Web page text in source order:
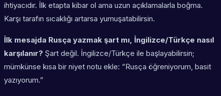
ihtiyacıdır. İlk etapta kibar ol ama uzun açıklamalarla boğma.
Karşı tarafın sıcaklığı artarsa yumuşatabilirsin.
İlk mesajda Rusça yazmak şart mı, İngilizce/Türkçe nasıl
karşılanır? Şart değil. İngilizce/Türkçe ile başlayabilirsin;
mümkünse kısa bir niyet notu ekle: “Rusça öğreniyorum, basit
yazıyorum.”